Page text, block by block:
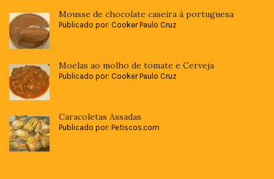
Mousse de chocolate caseira à portuguesa
Publicado por: Cooker Paulo Cruz
Moelas ao molho de tomate e Cerveja
Publicado por: Cooker Paulo Cruz
Caracoletas Assadas
Publicado por: Petiscos.com